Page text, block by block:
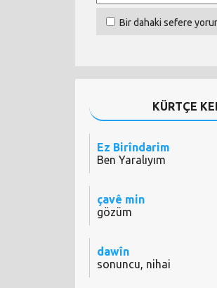
Bir dahaki sefere
KÜRTÇE
Ez Birîndarim
Ben Yaralıyım
çavê min
gözüm
dawîn
sonuncu, nihai